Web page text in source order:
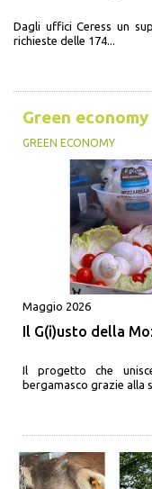
Dagli uffici Ceress un
richieste delle 174...
Green economy
GREEN ECONOMY
Maggio 2026
Il G(i)usto della
Il progetto che
bergamasco grazie alla